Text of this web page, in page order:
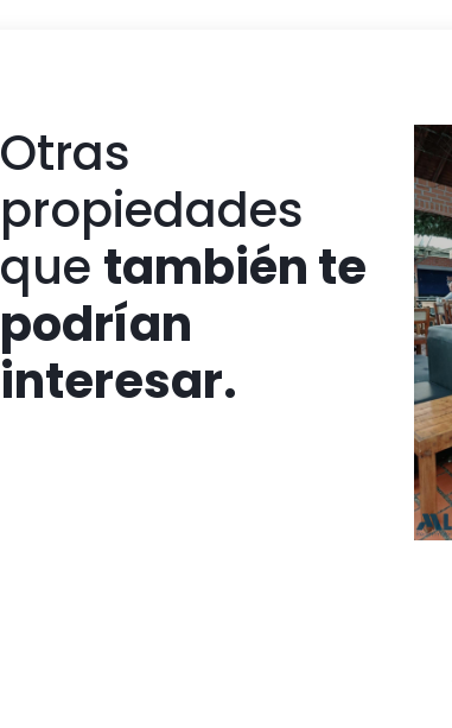
Otras
propiedades
que también te
podrían
interesar.